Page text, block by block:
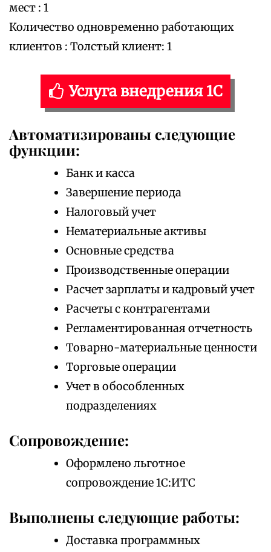
мест : 1
Количество одновременно работающих
клиентов : Толстый клиент: 1
Услуга внедрения 1С
Автоматизированы следующие
функции:
Банк и касса
Завершение периода
Налоговый учет
Нематериальные активы
Основные средства
Производственные операции
Расчет зарплаты и кадровый учет
Расчеты с контрагентами
Регламентированная отчетность
Товарно-материальные ценности
Торговые операции
Учет в обособленных
подразделениях
Сопровождение:
Оформлено льготное
сопровождение 1С:ИТС
Выполнены следующие работы:
Доставка программных